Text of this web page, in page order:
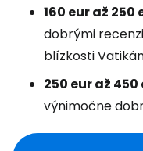
160 eur až 250
dobrými
blízkosti
250 eur až
výnimočne